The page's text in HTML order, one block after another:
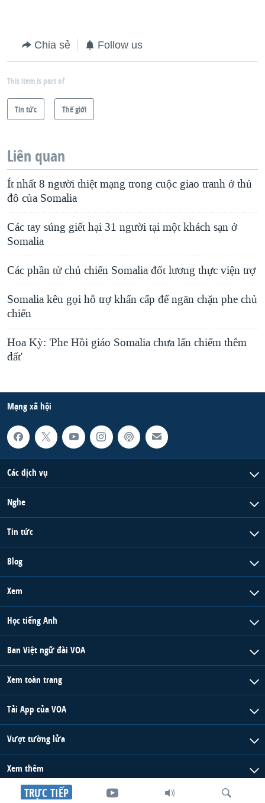
TRỰC TIẾP
Chia sẻ Follow us
This item is part of
Tin tức Thế giới
Liên quan
Ít nhất 8 người thiệt mạng trong cuộc giao tranh ở thủ
đô của Somalia
Các tay súng giết hại 31 người tại một khách sạn ở
Somalia
Các phần tử chủ chiến Somalia đốt lương thực viện trợ
Somalia kêu gọi hỗ trợ khẩn cấp để ngăn chặn phe chủ
chiến
Hoa Kỳ: 'Phe Hồi giáo Somalia chưa lấn chiếm thêm
đất'
Mạng xã hội
Các dịch vụ
Nghe
Tin tức
Blog
Xem
Học tiếng Anh
Ban Việt ngữ đài VOA
Xem toàn trang
Tải App của VOA
Vượt tường lửa
Xem thêm